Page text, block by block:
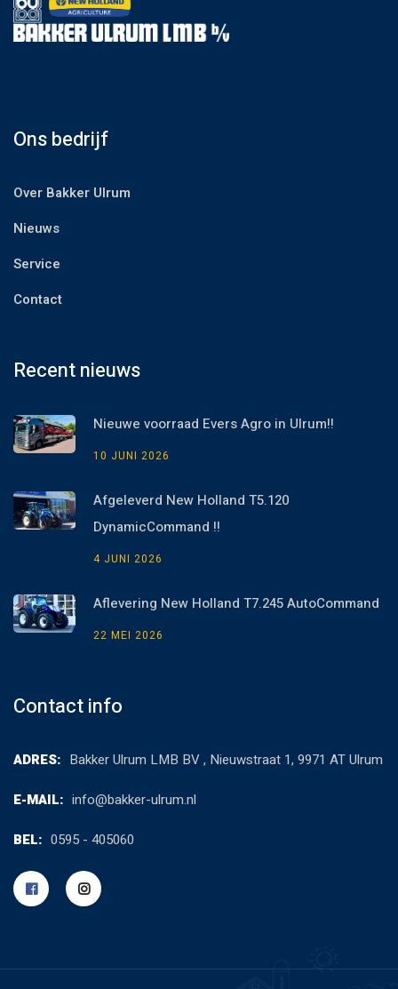
Ons bedrijf
Over Bakker Ulrum
Nieuws
Service
Contact
Recent nieuws
Nieuwe voorraad Evers Agro in Ulrum!!
10 JUNI 2026
Afgeleverd New Holland T5.120
DynamicCommand !!
4 JUNI 2026
Aflevering New Holland T7.245 AutoCommand
22 MEI 2026
Contact info
ADRES: Bakker Ulrum LMB BV , Nieuwstraat 1, 9971 AT Ulrum
E-MAIL: info@bakker-ulrum.nl
BEL: 0595 - 405060